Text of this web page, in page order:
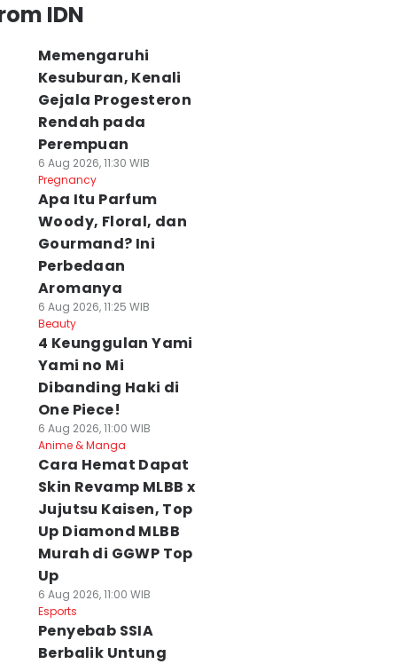
IDN
Memengaruhi
Kesuburan, Kenali
Gejala Progesteron
Rendah pada
Perempuan
6 Aug 2026, 11:30 WIB
Pregnancy
Apa Itu Parfum
Woody, Floral, dan
Gourmand? Ini
Perbedaan
Aromanya
6 Aug 2026, 11:25 WIB
Beauty
4 Keunggulan Yami
Yami no Mi
Dibanding Haki di
One Piece!
6 Aug 2026, 11:00 WIB
Anime & Manga
Cara Hemat Dapat
Skin Revamp MLBB x
Jujutsu Kaisen, Top
Up Diamond MLBB
Murah di GGWP Top
Up
6 Aug 2026, 11:00 WIB
Esports
Penyebab SSIA
Berbalik Untung